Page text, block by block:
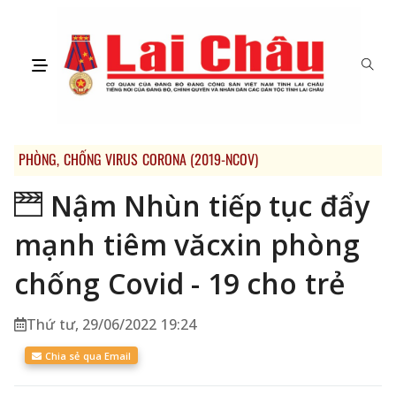
PHÒNG, CHỐNG VIRUS CORONA (2019-NCOV)
Nậm Nhùn tiếp tục đẩy
mạnh tiêm văcxin phòng
chống Covid - 19 cho trẻ
Thứ tư, 29/06/2022 19:24
Chia sẻ qua Email